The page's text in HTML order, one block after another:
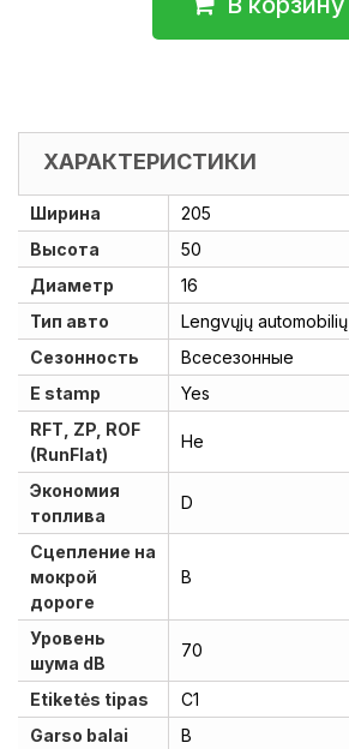
ХАРАКТЕРИСТИКИ
Ширина
205
Высота
50
Диаметр
16
Тип авто
Lengvųjų automobilių
Сезонность
Всесезонные
E stamp
Yes
RFT, ZP, ROF
(RunFlat)
He
Экономия
топлива
D
Сцепление на
мокрой
дороге
B
Уровень
шума dB
70
Etiketės tipas
C1
Garso balai
B